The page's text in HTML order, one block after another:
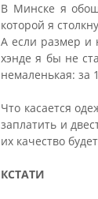
В Минске я
которой я
А если размер и
хэнде я бы не
немаленькая: за
Что касается
заплатить и
их качество
КСТАТИ